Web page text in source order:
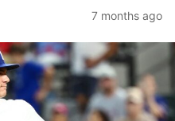
7 months ago